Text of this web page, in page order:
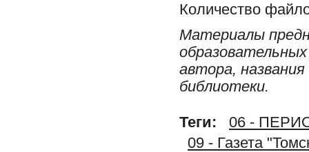
Количество
Материалы
автора,
библиотеки.
Теги:
06 -
09 - Газета